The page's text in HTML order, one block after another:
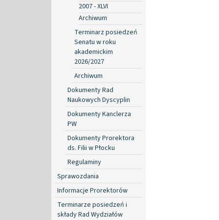
2007 - XLVI
Archiwum
Terminarz posiedzeń
Senatu w roku
akademickim
2026/2027
Archiwum
Dokumenty Rad
Naukowych Dyscyplin
Dokumenty Kanclerza
PW
Dokumenty Prorektora
ds. Filii w Płocku
Regulaminy
Sprawozdania
Informacje Prorektorów
Terminarze posiedzeń i
składy Rad Wydziałów